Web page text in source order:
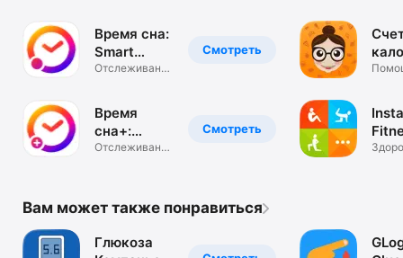
Смотреть
Время сна:
Smart
Alarm
Отслеживание
Смотреть
Время
сна+:
Smart
Отслеживание
Вам может также понравиться
Глюкоза